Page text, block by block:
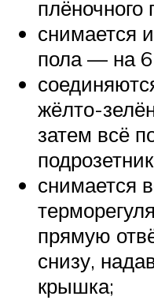
плёночного
снимается
пола — на
жёлто-
затем всё
снимается
прямую
снизу,
крышка;